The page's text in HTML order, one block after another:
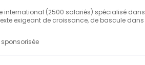
international (2500 salariés) spécialisé dans
exigeant de croissance, de bascule dans
sponsorisée